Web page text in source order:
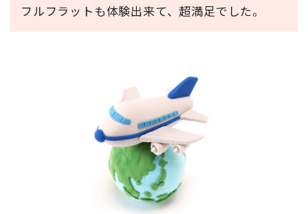
フルフラットも体験出来て、超満足でした。